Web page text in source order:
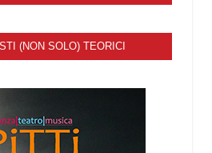
(NON SOLO) TEORICI